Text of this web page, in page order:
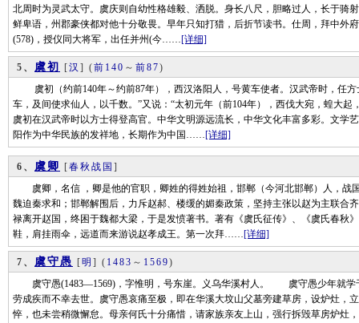
北周时为灵武太守。虞庆则自幼性格雄毅、洒脱。身长八尺，胆略过人，长于骑
鲜卑语，州郡豪侠都对他十分敬畏。早年只知打猎，后折节读书。仕周，拜中外
(578)，授仪同大将军，出任并州(今……[详细]
5、 虞初 [汉 ] (前140 ～ 前87)
虞初（约前140年～约前87年），西汉洛阳人，号黄车使者。汉武帝时，任方
车，及间使求仙人，以千数。”又说：“太初元年（前104年），西伐大宛，蝗大
虞初在汉武帝时以方士得登高官。中华文明源远流长，中华文化丰富多彩。文学
阳作为中华民族的发祥地，长期作为中国……[详细]
6、 虞卿 [春秋战国 ]
虞卿，名信 ，卿是他的官职，卿姓的得姓始祖，邯郸（今河北邯郸）人，战
魏迫秦求和；邯郸解围后，力斥赵郝、楼缓的媚秦政策，坚持主张以赵为主联合
禄离开赵国，终困于魏都大梁，于是发愤著书。著有《虞氏征传》、《虞氏春秋
鞋，肩挂雨伞，远道而来游说赵孝成王。第一次拜……[详细]
7、 虞守愚 [明 ] ( 1483 ～ 1569)
虞守愚(1483—1569)，字惟明，号东崖。义乌华溪村人。 虞守愚少年就学于
劳成疾而不幸去世。虞守愚哀痛至极，即在华溪大坟山父墓旁建草房，设炉灶，
悴，也未尝稍微懈怠。母亲何氏十分痛惜，请家族亲友上山，强行拆毁草房炉